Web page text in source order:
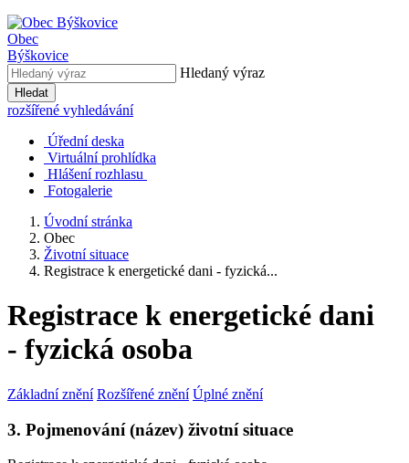
Obec
Býškovice
Hledaný výraz
Hledat
rozšířené vyhledávání
Úřední deska
Virtuální prohlídka
Hlášení rozhlasu
Fotogalerie
Úvodní stránka
Obec
Životní situace
Registrace k energetické dani - fyzická...
Registrace k energetické dani
- fyzická osoba
Základní znění Rozšířené znění Úplné znění
3. Pojmenování (název) životní situace